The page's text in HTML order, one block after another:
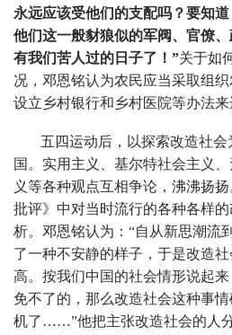
永远应该受他们的支配吗？要知
他们这一般豺狼似的军阀、官僚
有我们苦人过的日子了！”关于如
况，邓恩铭认为农民应当采取组织
设立乡村银行和乡村医院等办法来
五四运动后，以探索改造社
国。实用主义、基尔特社会主义
义等各种观点互相争论，沸沸扬
批评》中对当时流行的各种各样
析。邓恩铭认为：“自从新思潮流
了一种不安静的样子，于是改造
高。按我们中国的社会情形说起
免不了的，那么改造社会这种事
机了……”他把主张改造社会的人